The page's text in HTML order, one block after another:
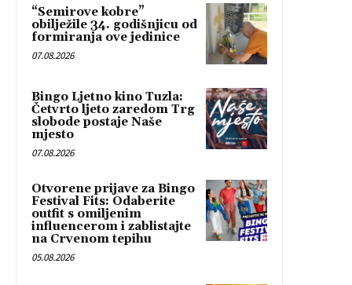
“Semirove kobre”
obilježile 34. godišnjicu od
formiranja ove jedinice
07.08.2026
Bingo Ljetno kino Tuzla:
Četvrto ljeto zaredom Trg
slobode postaje Naše
mjesto
07.08.2026
Otvorene prijave za Bingo
Festival Fits: Odaberite
outfit s omiljenim
influencerom i zablistajte
na Crvenom tepihu
05.08.2026